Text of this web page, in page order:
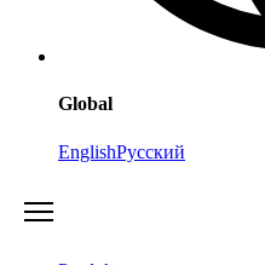
Global
EnglishРусский